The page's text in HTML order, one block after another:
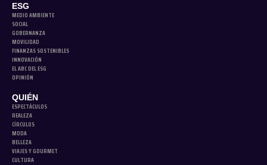
ESG
MEDIO AMBIENTE
SOCIAL
GOBERNANZA
MOVILIDAD
FINANZAS SOSTENIBLES
INNOVACIÓN
EL ABC DEL ESG
OPINIÓN
QUIÉN
ESPECTÁCULOS
REALEZA
CÍRCULOS
MODA
BELLEZA
VIAJES Y GOURMET
CULTURA